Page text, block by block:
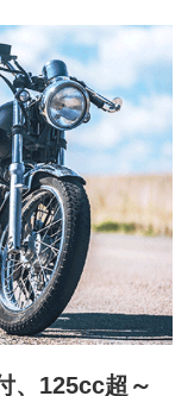
会社
会社
、125cc超～